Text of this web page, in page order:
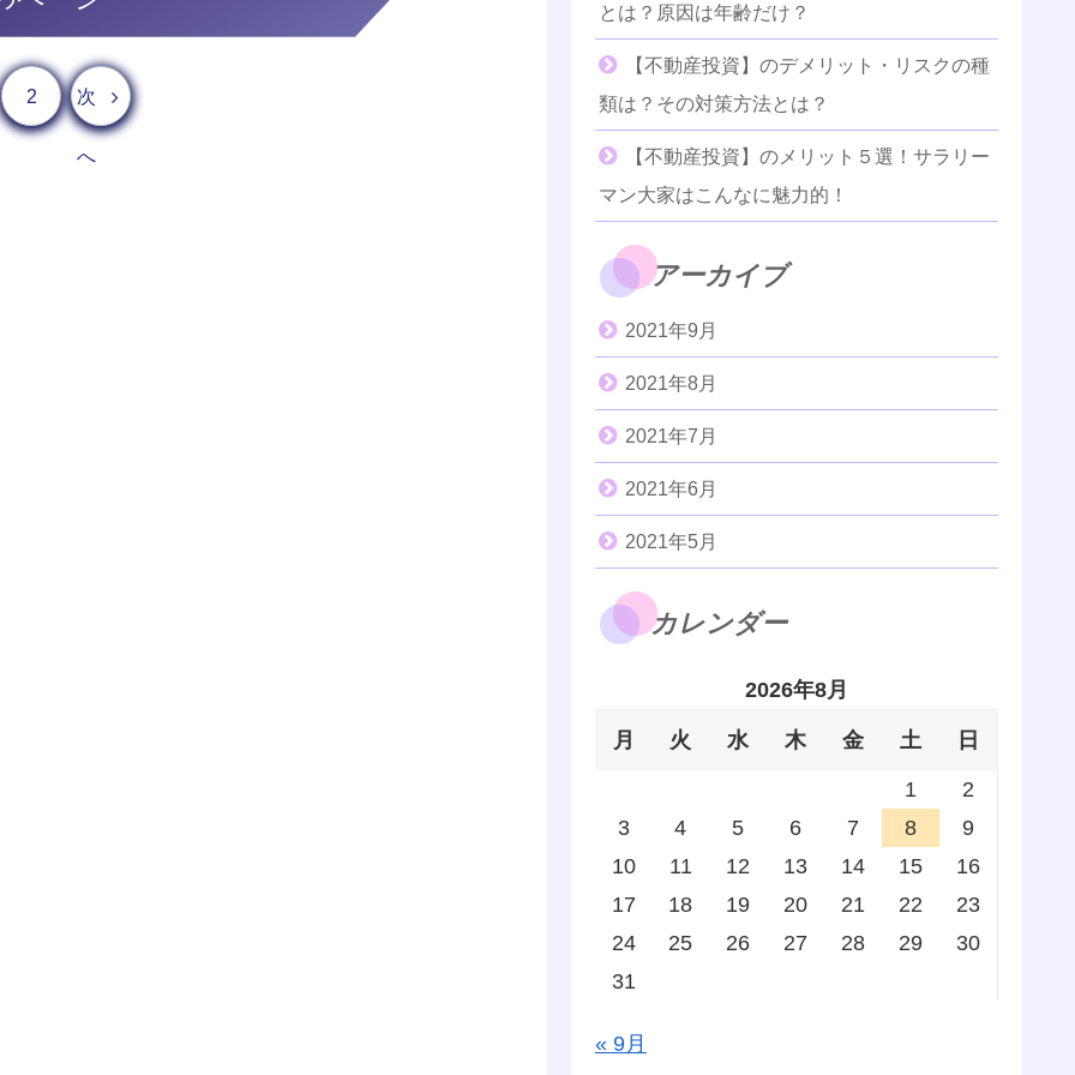
2 次
へ
とは？原因は年齢だけ？
【不動産投資】のデメリット・リスクの種
類は？その対策方法とは？
【不動産投資】のメリット５選！サラリー
マン大家はこんなに魅力的！
アーカイブ
2021年9月
2021年8月
2021年7月
2021年6月
2021年5月
カレンダー
2026年8月
月 火 水 木 金 土 日
1
2
3
4 5 6 7 8
9
10
11 12 13 14 15
16
17
18 19 20 21 22
23
24
25 26 27 28 29
30
31
« 9月